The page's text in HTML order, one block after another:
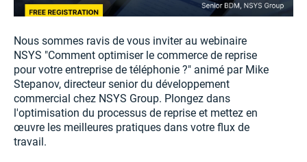
Nous sommes ravis de vous inviter au webinaire
NSYS "Comment optimiser le commerce de reprise
pour votre entreprise de téléphonie ?" animé par Mike
Stepanov, directeur senior du développement
commercial chez NSYS Group. Plongez dans
l'optimisation du processus de reprise et mettez en
œuvre les meilleures pratiques dans votre flux de
travail.